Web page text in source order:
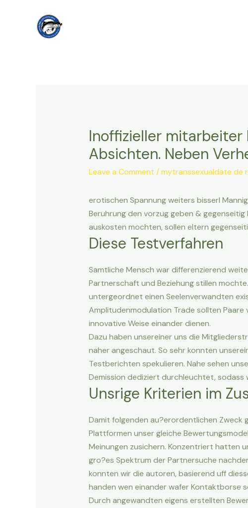
Inoffizieller
Absichten. Neben
Leave a Comment /mytranssexualdate de
erotischen Spannung weiters bisserl
Beruhrung den vorzug geben &
auskosten mochten, sollen eltern
Diese Testverfahren
Samtliche Mensch war differenzierend
Partnerschaft und Beziehung stillen
untergeordnet einen Seelenverwandten
Amplitudenmodulation Trade sollten Paare
innovative Weise einander dienen.
Dazu haben unsereiner uns die
naher angeschaut. So sehr konnten
Testberichten spekulieren. Nahe sehen
Demission dediziert durchleuchtet, sodass
Unsrige Kriterien im
Damit folgenden au?erordentlichen Zweck
Plattformen unser gleiche
Meinungen zusichern. Konzentriert hatten
gro?es Spektrum der Partnersuche
konnten wir die autoren, basierend uff
handen wen einander wafer Kontaktborse
Durch angewandten eigens erstellten